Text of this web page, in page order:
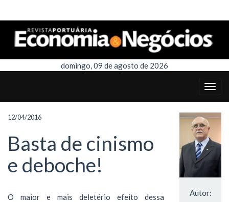
domingo, 09 de agosto de 2026
12/04/2016
Basta de cinismo
e deboche!
O maior e mais deletério efeito dessa
Autor: